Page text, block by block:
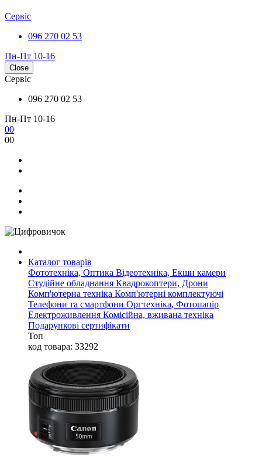
Сервіс
096 270 02 53
Пн-Пт 10-16
Close
Сервіс
096 270 02 53
Пн-Пт 10-16
00
00
Каталог товарів
Фототехніка, Оптика Відеотехніка, Екшн камери
Студійне обладнання Квадрокоптери, Дрони
Комп'ютерна техніка Комп'ютерні комплектуючі
Телефони та смартфони Оргтехніка, Фотопапір
Електроживлення Комісійна, вживана техніка
Подарункові сертифікати
Топ
код товара: 33292